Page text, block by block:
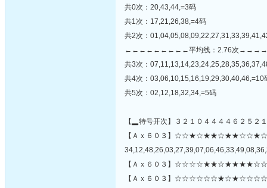
共0次：20,43,44,=3码
共1次：17,21,26,38,=4码
共2次：
←←←←←←←←←平均线：2.76次
共3次：
共4次：03,06,10,15,16,19,29,30,40,46,=10
共5次：02,12,18,32,34,=5码
【▂特号开次】３２１０４４４４６２５２
【Ａｘ６０３】
【Ａｘ６０３】
【Ａｘ６０３】